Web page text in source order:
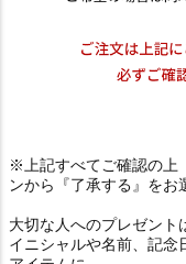
※上記すべてご確認の上
ンから『了承する』をお
大切な人へのプレゼント
イニシャルや名前、記念